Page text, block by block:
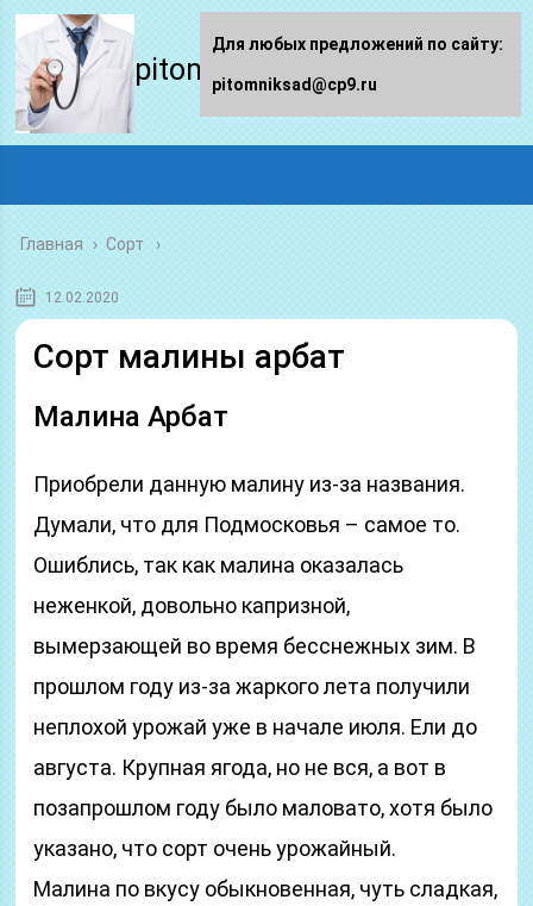
pitomniksad.ru
Главная › Сорт
12.02.2020
Сорт малины арбат
Малина Арбат
Приобрели данную малину из-за названия.
Думали, что для Подмосковья – самое то.
Ошиблись, так как малина оказалась
неженкой, довольно капризной,
вымерзающей во время бесснежных зим. В
прошлом году из-за жаркого лета получили
неплохой урожай уже в начале июля. Ели до
августа. Крупная ягода, но не вся, а вот в
позапрошлом году было маловато, хотя было
указано, что сорт очень урожайный.
Малина по вкусу обыкновенная, чуть сладкая,
Для любых предложений по сайту:
pitomniksad@cp9.ru